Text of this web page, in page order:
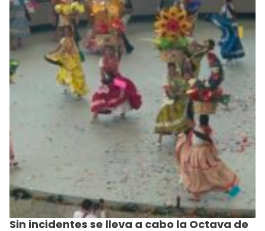
Sin incidentes se lleva a cabo la Octava de